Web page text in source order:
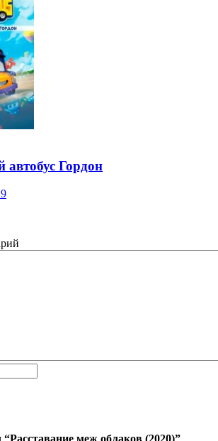
Гордон
“Расставание меж облаков (2020)”